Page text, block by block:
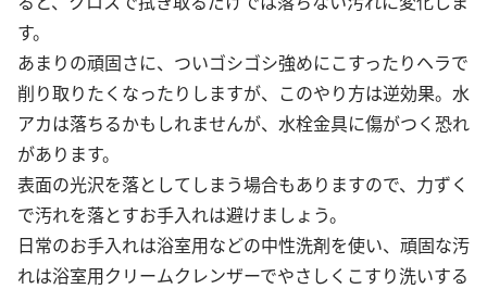
す。
あまりの頑固さに、ついゴシゴシ強めにこすったりヘラで
削り取りたくなったりしますが、このやり方は逆効果。水
アカは落ちるかもしれませんが、水栓金具に傷がつく恐れ
があります。
表面の光沢を落としてしまう場合もありますので、力ずく
で汚れを落とすお手入れは避けましょう。
日常のお手入れは浴室用などの中性洗剤を使い、頑固な汚
れは浴室用クリームクレンザーでやさしくこすり洗いする